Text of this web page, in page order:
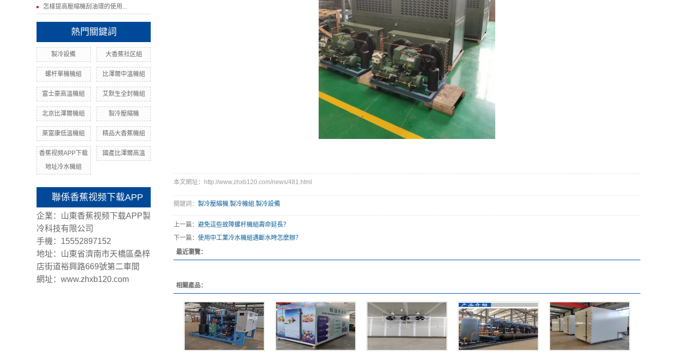
怎樣提高壓縮機刮油環的使用...
熱門關鍵詞
製冷設備 大香蕉社区組
螺杆單機機組 比澤爾中溫機組
富士豪高溫機組 艾默生全封機組
北京比澤爾機組 製冷壓縮機
萊富康低溫機組 精品大香蕉機組
香蕉视频APP下载
地址冷水機組
國產比澤爾高溫
聯係香蕉视频下载APP
企業：山東香蕉视频下载APP製
冷科技有限公司
手機：15552897152
地址：山東省濟南市天橋區桑梓
店街道裕興路669號第二車間
網址：www.zhxb120.com
本文網址：http://www.zhxb120.com/news/481.html
關鍵詞： 製冷壓縮機,製冷機組 ,製冷設備
上一篇： 避免這些故障螺杆機組壽命延長？
下一篇： 使用中工業冷水機組遇斷水時怎麽辦？
最近瀏覽：
相關產品：